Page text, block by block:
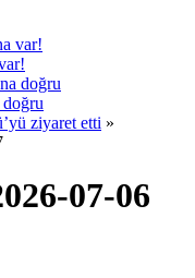
doğru
ziyaret etti »
07-06